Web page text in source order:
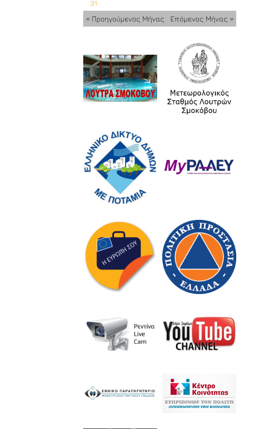
31
« Προηγούμενος Μήνας
Επόμενος Μήνας »